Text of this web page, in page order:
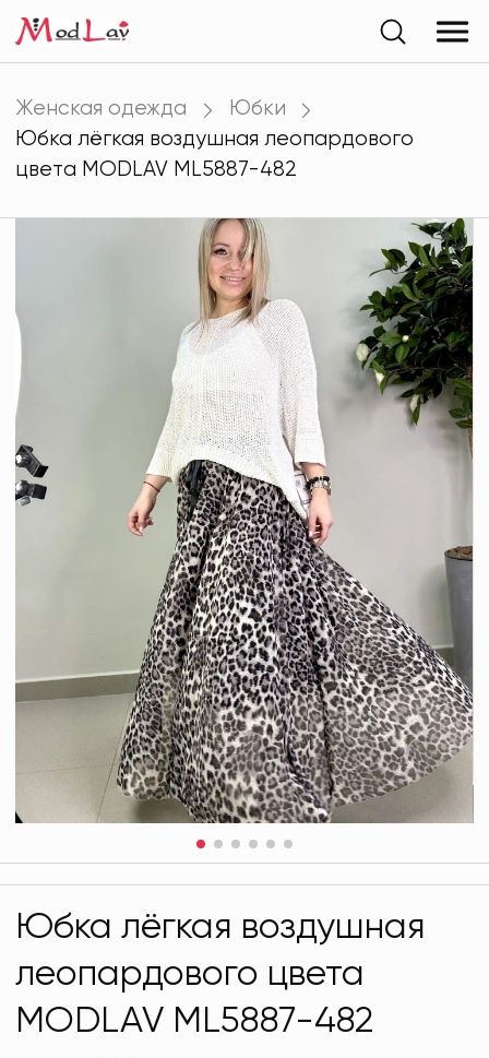
Женская одежда
Юбки
Юбка лёгкая воздушная леопардового
цвета MODLAV ML5887-482
Юбка лёгкая воздушная
леопардового цвета
MODLAV ML5887-482